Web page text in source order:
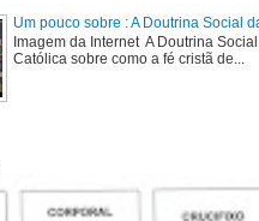
Um pouco sobre : A Doutrina Social
Imagem da Internet A Doutrina
Católica sobre como a fé cristã de...